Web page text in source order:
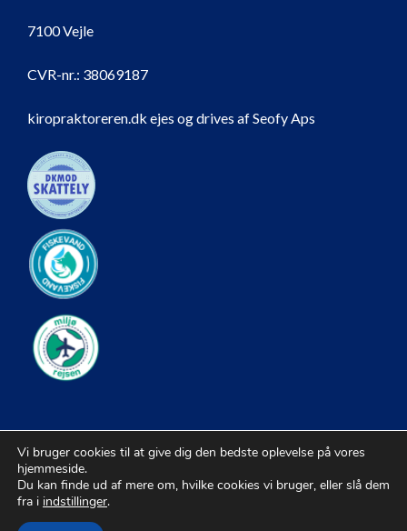
7100 Vejle
CVR-nr.: 38069187
kiropraktoreren.dk ejes og drives af Seofy Aps
Vi bruger cookies til at give dig den bedste oplevelse på vores
hjemmeside.
Du kan finde ud af mere om, hvilke cookies vi bruger, eller slå dem
fra i indstillinger.